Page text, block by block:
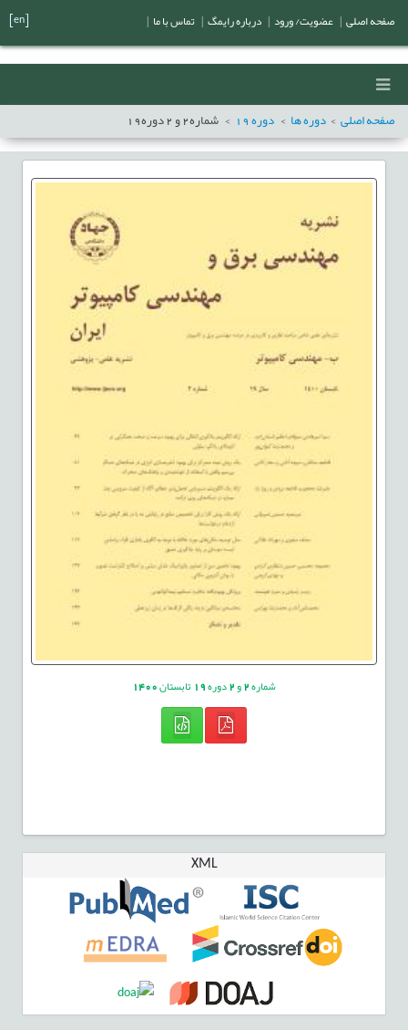
صفحه اصلی دوره ها دوره19 شماره2و2دوره19
شماره2و 2دوره19 تابستان1400
XML
صفحه اصلی عضویت/ ورود درباره رایمگ تماس با ما